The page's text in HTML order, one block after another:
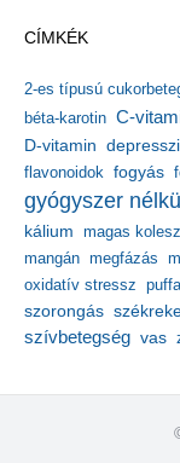
í
u
m
CÍMKÉK
2-es típusú
béta-karotin C-
D-vitamin
flavonoidok fogyás
gyógyszer nélkül
kálium magas
mangán megfázás
oxidatív stressz
szorongás
szívbetegség vas